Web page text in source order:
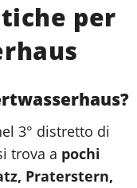
per
3° distretto di
trova a pochi
Praterstern,